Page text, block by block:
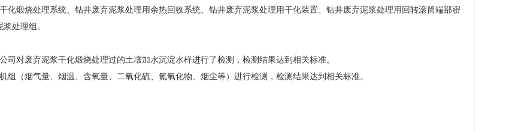
化煅烧处理系统、钻井废弃泥浆处理用余热回收系统、钻井废弃泥浆处理用干化装置、钻井废弃泥浆处理用回转滚筒端部密
处理组。
司对废弃泥浆干化煅烧处理过的土壤加水沉淀水样进行了检测，检测结果达到相关标准。
组（烟气量、烟温、含氧量、二氧化硫、氮氧化物、烟尘等）进行检测，检测结果达到相关标准。